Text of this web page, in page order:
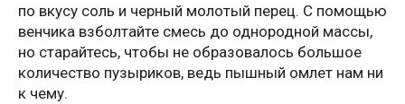
по вкусу соль и черный молотый перец. С помощью
венчика взболтайте смесь до однородной массы,
но старайтесь, чтобы не образовалось большое
количество пузыриков, ведь пышный омлет нам ни
к чему.